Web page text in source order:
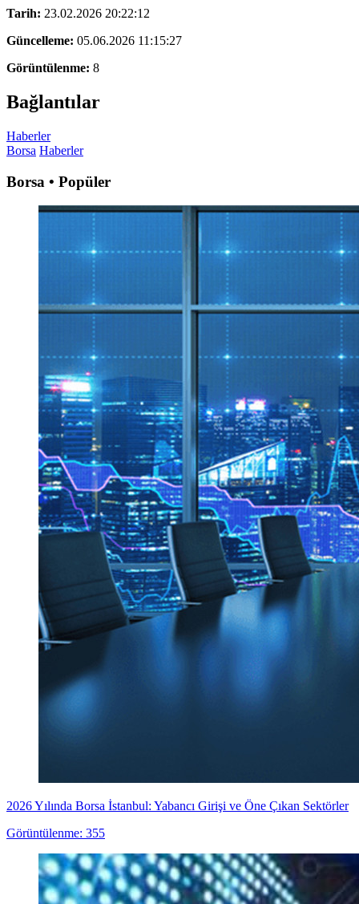
Tarih: 23.02.2026 20:22:12
Güncelleme: 05.06.2026 11:15:27
Görüntülenme: 8
Bağlantılar
Haberler
Borsa Haberler
Borsa • Popüler
2026 Yılında Borsa İstanbul: Yabancı Girişi ve Öne Çıkan Sektörler
Görüntülenme: 355